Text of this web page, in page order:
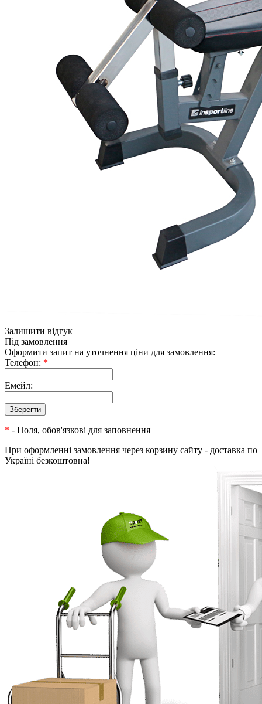
Залишити відгук
Під замовлення
Оформити запит на уточнення ціни для замовлення:
Телефон: *
Емейл:
* - Поля, обов'язкові для заповнення
При оформленні замовлення через корзину сайту - доставка по
Україні безкоштовна!